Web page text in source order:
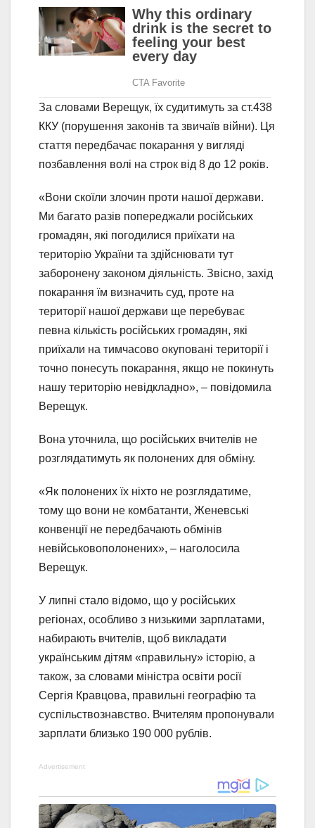
За словами Верещук, їх судитимуть за ст.438
ККУ (порушення законів та звичаїв війни). Ця
стаття передбачає покарання у вигляді
позбавлення волі на строк від 8 до 12 років.
«Вони скоїли злочин проти нашої держави.
Ми багато разів попереджали російських
громадян, які погодилися приїхати на
територію України та здійснювати тут
заборонену законом діяльність. Звісно, ​​захід
покарання їм визначить суд, проте на
території нашої держави ще перебуває
певна кількість російських громадян, які
приїхали на тимчасово окуповані території і
точно понесуть покарання, якщо не покинуть
нашу територію невідкладно», – повідомила
Верещук.
Вона уточнила, що російських вчителів не
розглядатимуть як полонених для обміну.
«Як полонених їх ніхто не розглядатиме,
тому що вони не комбатанти, Женевські
конвенції не передбачають обмінів
невійськовополонених», – наголосила
Верещук.
У липні стало відомо, що у російських
регіонах, особливо з низькими зарплатами,
набирають вчителів, щоб викладати
українським дітям «правильну» історію, а
також, за словами міністра освіти росії
Сергія Кравцова, правильні географію та
суспільствознавство. Вчителям пропонували
зарплати близько 190 000 рублів.
Advertisement